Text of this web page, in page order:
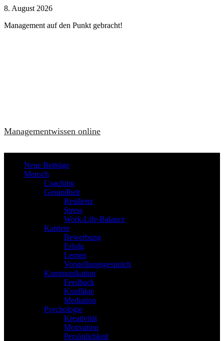
Zum
springen
8. August 2026
Management auf den Punkt gebracht!
Managementwissen online
Neue Beiträge
Mensch
Coaching
Gesundheit
Resilienz
Stress
Work-Life-Balance
Karriere
Bewerbung
Erfolg
Lernen
Vorstellungsgespräch
Kommunikation
Feedback
Konflikte
Mediation
Psychologie
Kreativität
Motivation
Persönlichkeit